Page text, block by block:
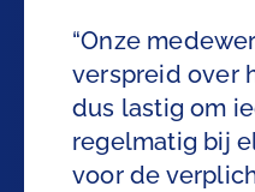
“Onze
verspreid over
dus lastig om
regelmatig bij
voor de